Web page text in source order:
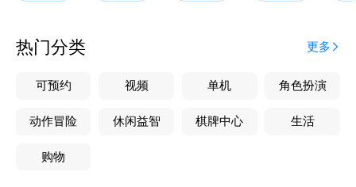
热门分类 更多
可预约 视频 单机 角色扮演
动作冒险 休闲益智 棋牌中心 生活
购物